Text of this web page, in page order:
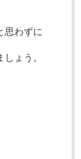
思わずに
ょう。